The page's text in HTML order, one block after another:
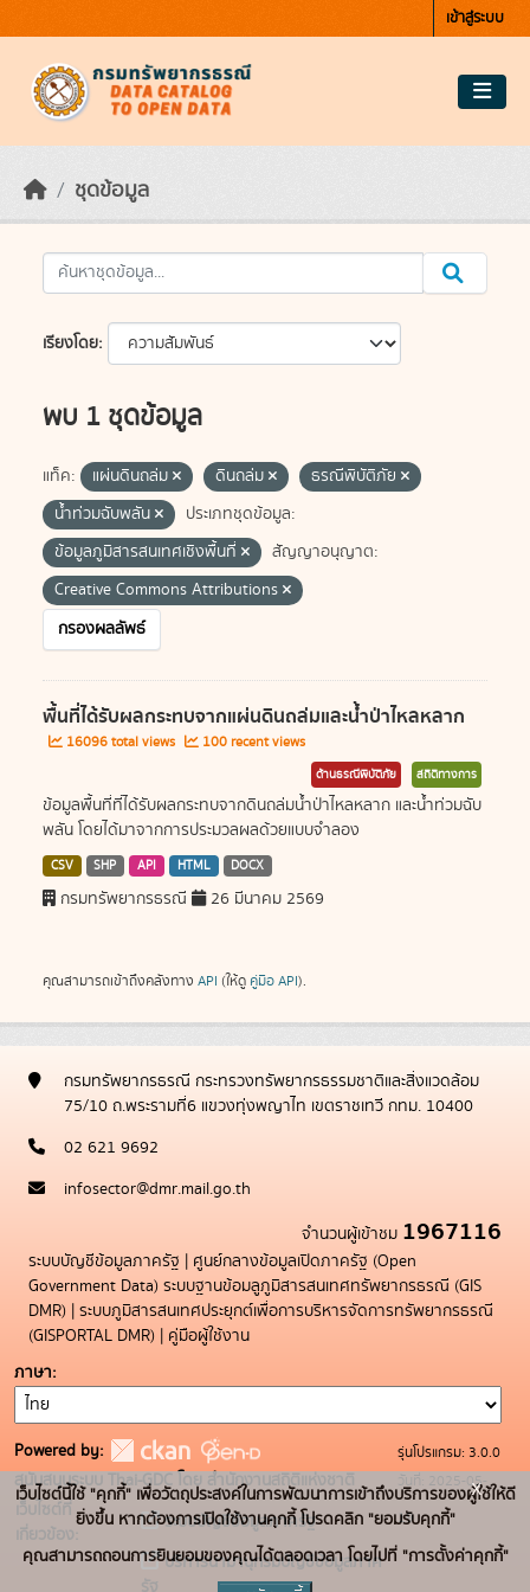
เข้าสู่ระบบ
ชุดข้อมูล
เรียงโดย
พบ 1 ชุดข้อมูล
แท็ค: แผ่นดินถล่ม ดินถล่ม
ธรณีพิบัติภัย
น้ำท่วมฉับพลัน
ประเภทชุดข้อมูล:
ข้อมูลภูมิสารสนเทศเชิงพื้นที่
สัญญาอนุญาต:
Creative Commons Attributions
กรองผลลัพธ์
พื้นที่ได้รับผลกระทบจากแผ่นดินถล่มและน้ำป่าไหลหลาก
16096 total views 100 recent views
ด้านธรณีพิบัติภัย สถิติทางการ
ข้อมูลพื้นที่ที่ได้รับผลกระทบจากดินถล่มน้ำป่าไหลหลาก และน้ำท่วมฉับ
พลัน โดยได้มาจากการประมวลผลด้วยแบบจำลอง
CSV SHP API HTML DOCX
กรมทรัพยากรธรณี 26 มีนาคม 2569
คุณสามารถเข้าถึงคลังทาง API (ให้ดู คู่มือ API).
กรมทรัพยากรธรณี กระทรวงทรัพยากรธรรมชาติและสิ่งแวดล้อม
75/10 ถ.พระรามที่6 แขวงทุ่งพญาไท เขตราชเทวี กทม. 10400
02 621 9692
infosector@dmr.mail.go.th
จำนวนผู้เข้าชม 1967116
ระบบบัญชีข้อมูลภาครัฐ | ศูนย์กลางข้อมูลเปิดภาครัฐ (Open
Government Data) ระบบฐานข้อมลูภูมิสารสนเทศทรัพยากรธรณี (GIS
DMR) | ระบบภูมิสารสนเทศประยุกต์เพื่อการบริหารจัดการทรัพยากรธรณี
(GISPORTAL DMR) | คู่มือผู้ใช้งาน
ภาษา
Powered by:
สนับสนุนระบบ Thai-GDC โดย สำนักงานสถิติแห่งชาติ
เว็บไซต์ที่
เกี่ยวข้อง:
ระบบบัญชีข้อมูลภาครัฐ
บริการนามานุกรมบัญชีข้อมูลภาค
รัฐ
รุ่นโปรแกรม: 3.0.0
วันที่: 2025-05-
19
เว็บไซต์นี้ใช้ "คุกกี้" เพื่อวัตถุประสงค์ในการพัฒนาการเข้าถึงบริการของผู้ใช้ให้ดี
ยิ่งขึ้น หากต้องการเปิดใช้งานคุกกี้ โปรดคลิก "ยอมรับคุกกี้"
คุณสามารถถอนการยินยอมของคุณได้ตลอดเวลา โดยไปที่ "การตั้งค่าคุกกี้"
x